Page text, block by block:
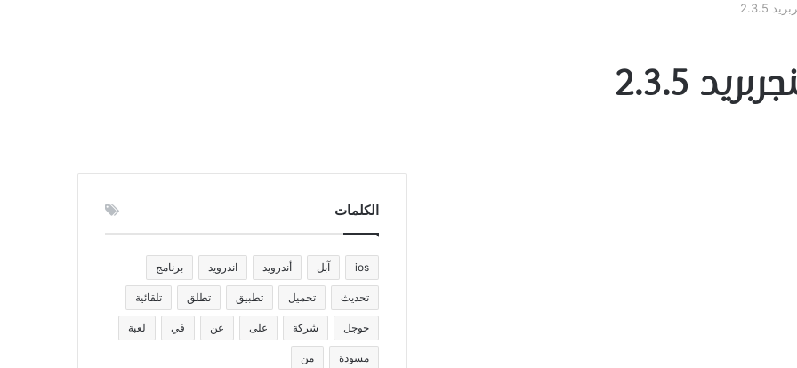
2.3.5
الكلمات
ios آبل أندرويد اندرويد برنامج
تحديث تحميل تطبيق تطلق تلقائية
جوجل شركة على عن في لعبة
مسودة من